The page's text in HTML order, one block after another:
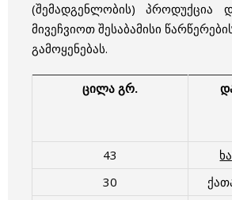
(შემადგენლობის) პროდუქცია
მივეჩვიოთ შესაბამისი
გამოყენებას.
ცილა გრ.
43
30